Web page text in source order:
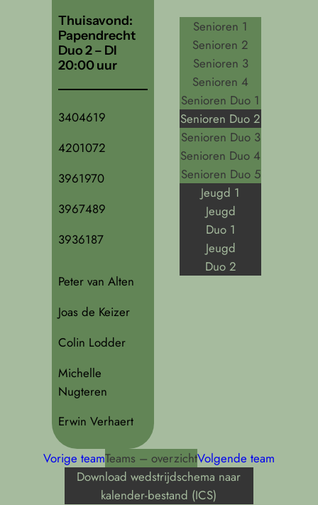
Thuisavond:
Papendrecht
Duo 2 – DI
20:00 uur
3404619
4201072
3961970
3967489
3936187
Peter van Alten
Joas de Keizer
Colin Lodder
Michelle
Nugteren
Erwin Verhaert
Senioren 1
Senioren 2
Senioren 3
Senioren 4
Senioren Duo 1
Senioren Duo 2
Senioren Duo 3
Senioren Duo 4
Senioren Duo 5
Jeugd 1
Jeugd
Duo 1
Jeugd
Duo 2
Vorige teamTeams – overzichtVolgende team
Download wedstrijdschema naar
kalender-bestand (ICS)